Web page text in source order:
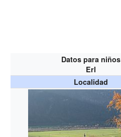
Datos para niños
Erl
Localidad